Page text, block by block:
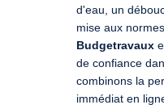
d'eau, un
mise aux
Budgetravaux
de confiance
combinons la
immédiat en